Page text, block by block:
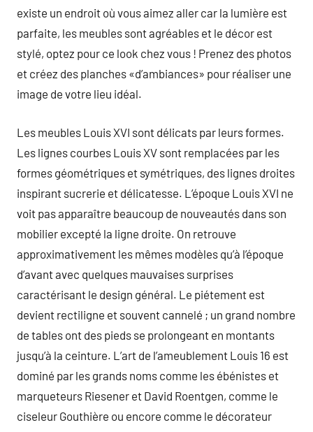
existe un endroit où vous aimez aller car la lumière est
parfaite, les meubles sont agréables et le décor est
stylé, optez pour ce look chez vous ! Prenez des photos
et créez des planches «d’ambiances» pour réaliser une
image de votre lieu idéal.
Les meubles Louis XVI sont délicats par leurs formes.
Les lignes courbes Louis XV sont remplacées par les
formes géométriques et symétriques, des lignes droites
inspirant sucrerie et délicatesse. L’époque Louis XVI ne
voit pas apparaître beaucoup de nouveautés dans son
mobilier excepté la ligne droite. On retrouve
approximativement les mêmes modèles qu’à l’époque
d’avant avec quelques mauvaises surprises
caractérisant le design général. Le piétement est
devient rectiligne et souvent cannelé ; un grand nombre
de tables ont des pieds se prolongeant en montants
jusqu’à la ceinture. L’art de l’ameublement Louis 16 est
dominé par les grands noms comme les ébénistes et
marqueteurs Riesener et David Roentgen, comme le
ciseleur Gouthière ou encore comme le décorateur